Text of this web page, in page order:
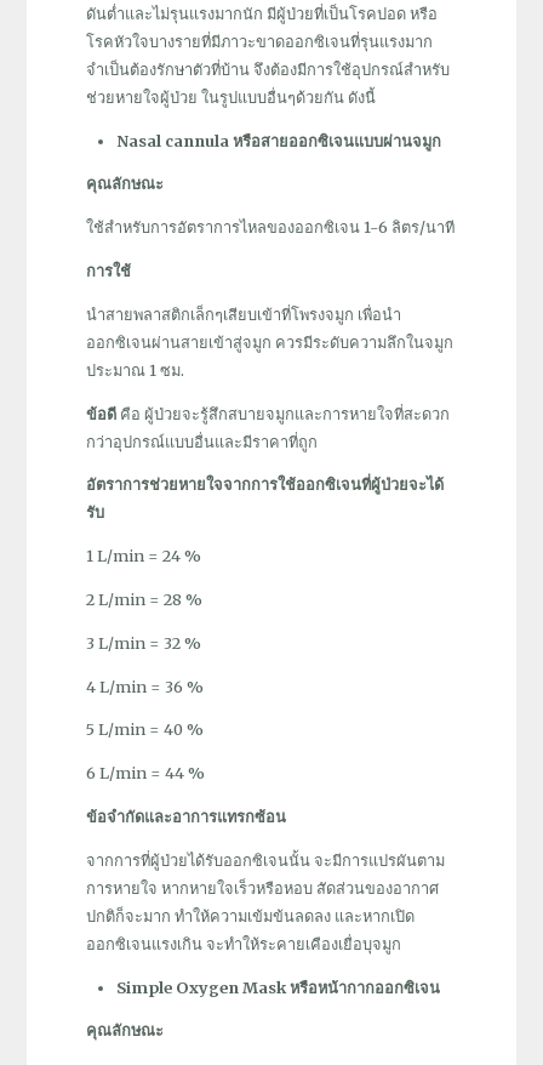
ดันต่ำและไม่รุนแรงมากนัก มีผู้ป่วยที่เป็นโรคปอด หรือ
โรคหัวใจบางรายที่มีภาวะขาดออกซิเจนที่รุนแรงมาก
จำเป็นต้องรักษาตัวที่บ้าน จึงต้องมีการใช้อุปกรณ์สำหรับ
ช่วยหายใจผู้ป่วย ในรูปแบบอื่นๆด้วยกัน ดังนี้
Nasal cannula หรือสายออกซิเจนแบบผ่านจมูก
คุณลักษณะ
ใช้สำหรับการอัตราการไหลของออกซิเจน 1-6 ลิตร/นาที
การใช้
นำสายพลาสติกเล็กๆเสียบเข้าที่โพรงจมูก เพื่อนำ
ออกซิเจนผ่านสายเข้าสู่จมูก ควรมีระดับความลึกในจมูก
ประมาณ 1 ซม.
ข้อดีคือ ผู้ป่วยจะรู้สึกสบายจมูกและการหายใจที่สะดวก
กว่าอุปกรณ์แบบอื่นและมีราคาที่ถูก
อัตราการช่วยหายใจจากการใช้ออกซิเจนที่ผู้ป่วยจะได้
รับ
1 L/min = 24 %
2 L/min = 28 %
3 L/min = 32 %
4 L/min = 36 %
5 L/min = 40 %
6 L/min = 44 %
ข้อจำกัดและอาการแทรกซ้อน
จากการที่ผู้ป่วยได้รับออกซิเจนนั้น จะมีการแปรผันตาม
การหายใจ หากหายใจเร็วหรือหอบ สัดส่วนของอากาศ
ปกติก็จะมาก ทำให้ความเข้มข้นลดลง และหากเปิด
ออกซิเจนแรงเกิน จะทำให้ระคายเคืองเยื่อบุจมูก
Simple Oxygen Mask หรือหน้ากากออกซิเจน
คุณลักษณะ